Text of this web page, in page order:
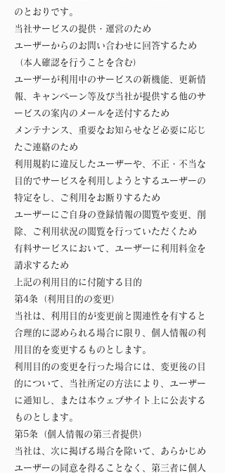
のとおりです。
当社サービスの提供・運営のため
ユーザーからのお問い合わせに回答するため
（本人確認を行うことを含む）
ユーザーが利用中のサービスの新機能、更新情
報、キャンペーン等及び当社が提供する他のサ
ービスの案内のメールを送付するため
メンテナンス、重要なお知らせなど必要に応じ
たご連絡のため
利用規約に違反したユーザーや、不正・不当な
目的でサービスを利用しようとするユーザーの
特定をし、ご利用をお断りするため
ユーザーにご自身の登録情報の閲覧や変更、削
除、ご利用状況の閲覧を行っていただくため
有料サービスにおいて、ユーザーに利用料金を
請求するため
上記の利用目的に付随する目的
第4条（利用目的の変更）
当社は、利用目的が変更前と関連性を有すると
合理的に認められる場合に限り、個人情報の利
用目的を変更するものとします。
利用目的の変更を行った場合には、変更後の目
的について、当社所定の方法により、ユーザー
に通知し、または本ウェブサイト上に公表する
ものとします。
第5条（個人情報の第三者提供）
当社は、次に掲げる場合を除いて、あらかじめ
ユーザーの同意を得ることなく、第三者に個人